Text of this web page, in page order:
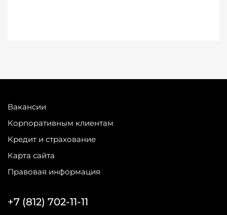
Вакансии
Корпоративным клиентам
Кредит и страхование
Карта сайта
Правовая информация
+7 (812) 702-11-11